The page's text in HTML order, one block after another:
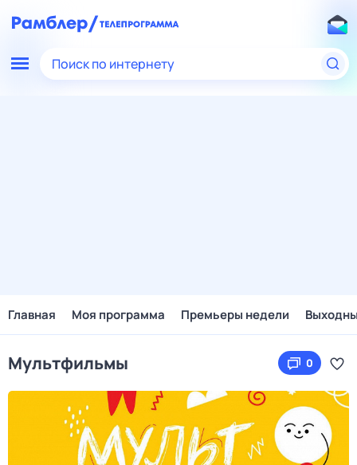
Поиск по интернету
Главная Моя программа Премьеры недели
Мультфильмы 0